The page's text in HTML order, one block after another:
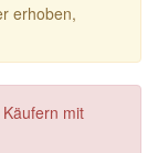
erhoben,
mit